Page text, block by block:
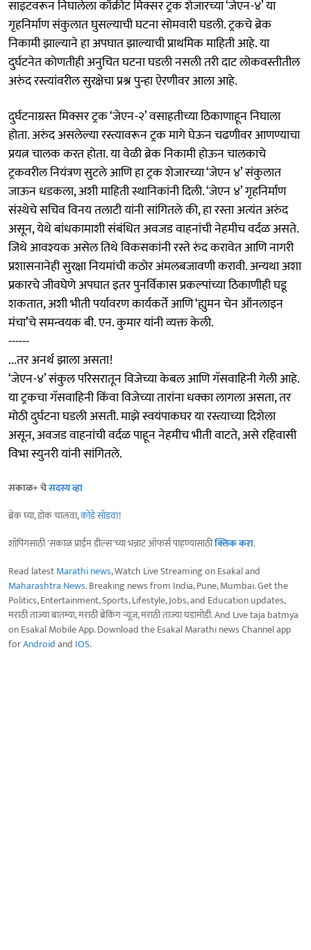
साइटवरून निघालेला काँक्रीट मिक्सर ट्रक शेजारच्या ‘जेएन-४’ या
गृहनिर्माण संकुलात घुसल्याची घटना सोमवारी घडली. ट्रकचे ब्रेक
निकामी झाल्याने हा अपघात झाल्याची प्राथमिक माहिती आहे. या
दुर्घटनेत काेणतीही अनुचित घटना घडली नसली तरी दाट लोकवस्तीतील
अरुंद रस्त्यांवरील सुरक्षेचा प्रश्न पुन्हा ऐरणीवर आला आहे.
दुर्घटनाग्रस्त मिक्सर ट्रक ‘जेएन-२’ वसाहतीच्या ठिकाणाहून निघाला
होता. अरुंद असलेल्या रस्त्यावरून ट्रक मागे घेऊन चढणीवर आणण्याचा
प्रयत्न चालक करत होता. या वेळी ब्रेक निकामी हाेऊन चालकाचे
ट्रकवरील नियंत्रण सुटले आणि हा ट्रक शेजारच्या ‘जेएन ४’ संकुलात
जाऊन धडकला, अशी माहिती स्थानिकांनी दिली. ‘जेएन ४’ गृहनिर्माण
संस्थेचे सचिव विनय तलाटी यांनी सांगितले की, हा रस्ता अत्यंत अरुंद
असून, येथे बांधकामाशी संबंधित अवजड वाहनांची नेहमीच वर्दळ असते.
जिथे आवश्यक असेल तिथे विकसकांनी रस्ते रुंद करावेत आणि नागरी
प्रशासनानेही सुरक्षा नियमांची कठोर अंमलबजावणी करावी. अन्यथा अशा
प्रकारचे जीवघेणे अपघात इतर पुनर्विकास प्रकल्पांच्या ठिकाणीही घडू
शकतात, अशी भीती पर्यावरण कार्यकर्ते आणि ‘ह्युमन चेन ऑनलाइन
मंचा’चे समन्वयक बी. एन. कुमार यांनी व्‍यक्त केली.
------
...तर अनर्थ झाला असता!
‘जेएन-४’ संकुल परिसरातून विजेच्या केबल आणि गॅसवाहिनी गेली आहे.
या ट्रकचा गॅसवाहिनी किंवा विजेच्या तारांना धक्का लागला असता, तर
मोठी दुर्घटना घडली असती. माझे स्वयंपाकघर या रस्त्याच्या दिशेला
असून, अवजड वाहनांची वर्दळ पाहून नेहमीच भीती वाटते, असे रहिवासी
विभा स्युनरी यांनी सांगितले.
सकाळ+ चेसदस्य व्हा
ब्रेक घ्या, डोकं चालवा,कोडे सोडवा!
शॉपिंगसाठी 'सकाळ प्राईम डील्स'च्या भन्नाट ऑफर्स पाहण्यासाठीक्लिक करा.
Read latestMarathi news, Watch Live Streaming on Esakal and
Maharashtra News. Breaking news from India, Pune, Mumbai. Get the
Politics, Entertainment, Sports, Lifestyle, Jobs, and Education updates,
मराठी ताज्या बातम्या, मराठी ब्रेकिंग न्यूज, मराठी ताज्या घडामोडी. And Live taja batmya
on Esakal Mobile App. Download the Esakal Marathi news Channel app
forAndroidand IOS.